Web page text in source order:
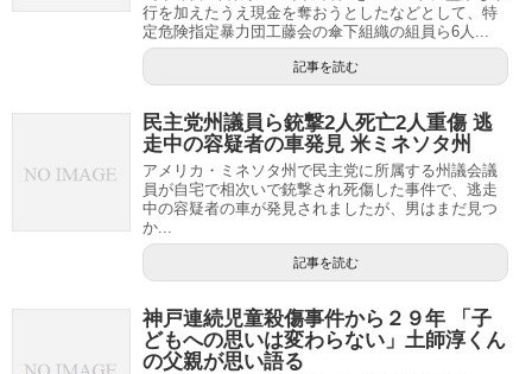
行を加えたうえ現金を奪おうとしたなどとして、特
定危険指定暴力団工藤会の傘下組織の組員ら6人...
記事を読む
民主党州議員ら銃撃2人死亡2人重傷 逃
走中の容疑者の車発見 米ミネソタ州
アメリカ・ミネソタ州で民主党に所属する州議会議
員が自宅で相次いで銃撃され死傷した事件で、逃走
中の容疑者の車が発見されましたが、男はまだ見つ
か...
記事を読む
神戸連続児童殺傷事件から２９年 「子
どもへの思いは変わらない」土師淳くん
の父親が思い語る